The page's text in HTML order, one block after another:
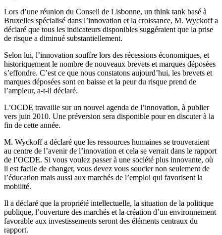
Lors d’une réunion du Conseil de Lisbonne, un think tank basé à
Bruxelles spécialisé dans l’innovation et la croissance, M. Wyckoff a
déclaré que tous les indicateurs disponibles suggéraient que la prise
de risque a diminué substantiellement.
Selon lui, l’innovation souffre lors des récessions économiques, et
historiquement le nombre de nouveaux brevets et marques déposées
s’effondre. C’est ce que nous constatons aujourd’hui, les brevets et
marques déposées sont en baisse et la peur du risque prend de
l’ampleur, a-t-il déclaré.
L’OCDE travaille sur un nouvel agenda de l’innovation, à publier
vers juin 2010. Une préversion sera disponible pour en discuter à la
fin de cette année.
M. Wyckoff a déclaré que les ressources humaines se trouveraient
au centre de l’avenir de l’innovation et cela se verrait dans le rapport
de l’OCDE. Si vous voulez passer à une société plus innovante, où
il est facile de changer, vous devez vous soucier non seulement de
l’éducation mais aussi aux marchés de l’emploi qui favorisent la
mobilité.
Il a déclaré que la propriété intellectuelle, la situation de la politique
publique, l’ouverture des marchés et la création d’un environnement
favorable aux investissements seront des éléments centraux du
rapport.